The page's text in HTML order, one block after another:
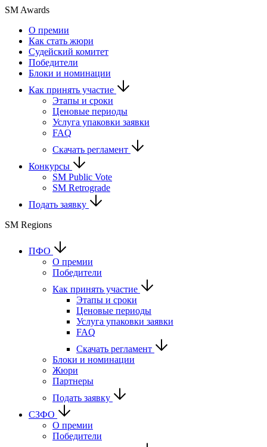
SM Awards
О премии
Как стать жюри
Судейский комитет
Победители
Блоки и номинации
Как принять участие
Этапы и сроки
Ценовые периоды
Услуга упаковки заявки
FAQ
Скачать регламент
Конкурсы
SM Public Vote
SM Retrograde
Подать заявку
SM Regions
ПФО
О премии
Победители
Как принять участие
Этапы и сроки
Ценовые периоды
Услуга упаковки заявки
FAQ
Скачать регламент
Блоки и номинации
Жюри
Партнеры
Подать заявку
СЗФО
О премии
Победители